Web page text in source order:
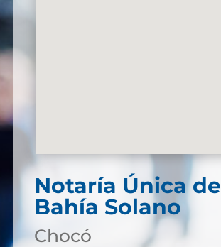
Notaría Única de
Bahía Solano
Chocó